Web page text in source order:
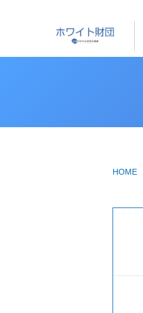
HOME